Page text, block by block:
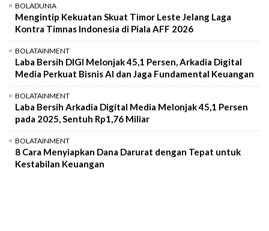
BOLADUNIA
Mengintip Kekuatan Skuat Timor Leste Jelang Laga
Kontra Timnas Indonesia di Piala AFF 2026
BOLATAINMENT
Laba Bersih DIGI Melonjak 45,1 Persen, Arkadia Digital
Media Perkuat Bisnis AI dan Jaga Fundamental Keuangan
BOLATAINMENT
Laba Bersih Arkadia Digital Media Melonjak 45,1 Persen
pada 2025, Sentuh Rp1,76 Miliar
BOLATAINMENT
8 Cara Menyiapkan Dana Darurat dengan Tepat untuk
Kestabilan Keuangan